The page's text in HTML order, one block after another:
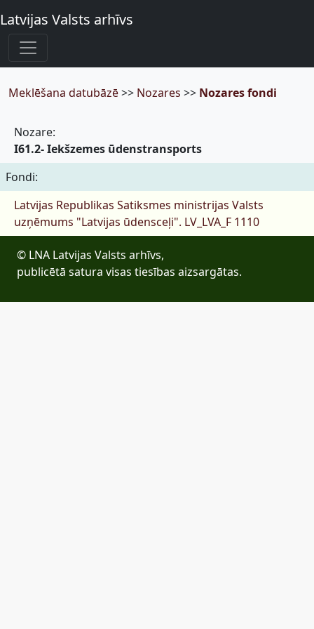
Latvijas Valsts arhīvs
Meklēšana datubāzē>> Nozares >> Nozares fondi
Nozare:
I61.2- Iekšzemes ūdenstransports
Fondi:
Latvijas Republikas Satiksmes ministrijas Valsts
uzņēmums "Latvijas ūdensceļi". LV_LVA_F 1110
© LNA Latvijas Valsts arhīvs,
publicētā satura visas tiesības aizsargātas.